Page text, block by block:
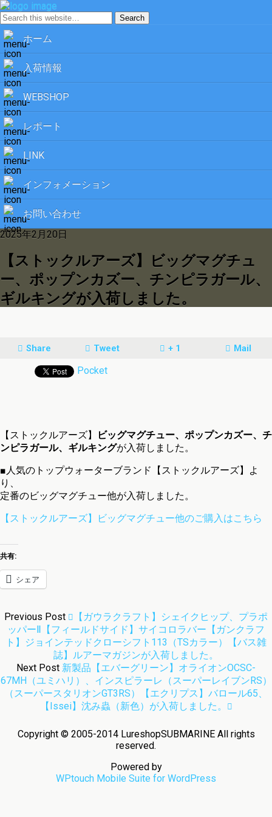
ホーム
入荷情報
WEBSHOP
レポート
LINK
インフォメーション
お問い合わせ
2025年2月20日
【ストックルアーズ】ビッグマグチュ
ー、ポップンカズー、チンピラガール、
ギルキングが入荷しました。
Share Tweet + 1 Mail
Pocket
【ストックルアーズ】
ビッグマグチュー、ポップンカズー、チ
ンピラガール、ギルキングが入荷しました。
■人気のトップウォーターブランド【ストックルアーズ】よ
り、
定番のビッグマグチュー他が入荷しました。
【ストックルアーズ】ビッグマグチュー他のご購入はこちら
共有:
シェア
Previous Post
【ガウラクラフト】シェイクヒップ、プラポ
ッパーⅡ【フィールドサイド】サイコロラバー【ガンクラフ
ト】ジョインテッドクローシフト113（TSカラー）【バス雑
誌】ルアーマガジンが入荷しました。
Next Post 新製品【エバーグリーン】オライオンOCSC-
67MH（ユミハリ）、インスピラーレ（スーパーレイブンRS）
（スーパースタリオンGT3RS）【エクリプス】バロール65、
【issei】沈み蟲（新色）が入荷しました。
Copyright © 2005-2014 LureshopSUBMARINE All rights
reserved.
Powered by
WPtouch Mobile Suite for WordPress